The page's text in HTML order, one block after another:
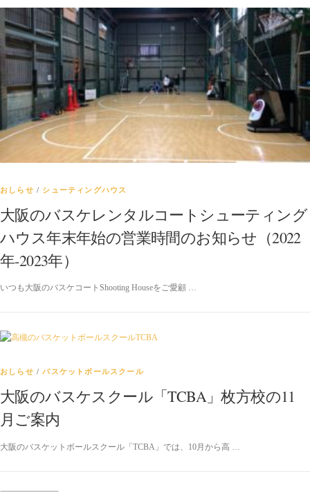
おしらせ / シューティングハウス
大阪のバスケレンタルコートシューティング
ハウス年末年始の営業時間のお知らせ（2022
年-2023年）
いつも大阪のバスケコートShooting Houseをご愛顧 …
おしらせ /バスケットボールスクール
大阪のバスケスクール「TCBA」枚方校の11
月ご案内
大阪のバスケットボールスクール「TCBA」では、10月から高 …